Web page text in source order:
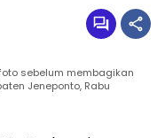
sebelum membagikan
Jeneponto, Rabu